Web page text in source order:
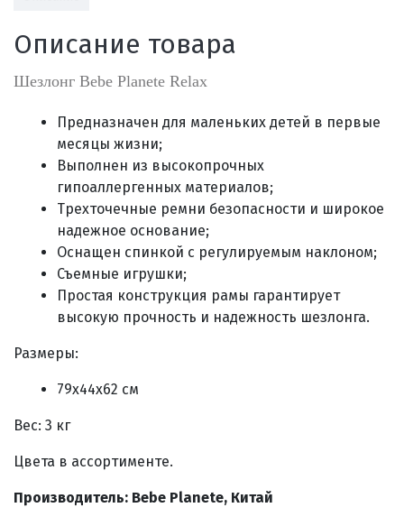
Отправляем во все регионы России
службами Пэк, Кит, Луч, Сдэк, Озон
Через СБП при получении (для
Екатеринбурга и близлежащих
городов)
Оплата по счету для юридических лиц
Описание товара
Шезлонг Bebe Planete Relax
Предназначен для маленьких детей в первые
месяцы жизни;
Выполнен из высокопрочных
гипоаллергенных материалов;
Трехточечные ремни безопасности и широкое
надежное основание;
Оснащен спинкой с регулируемым наклоном;
Съемные игрушки;
Простая конструкция рамы гарантирует
высокую прочность и надежность шезлонга.
Размеры:
79х44х62 см
Вес: 3 кг
Цвета в ассортименте.
Производитель: Bebe Planete, Китай